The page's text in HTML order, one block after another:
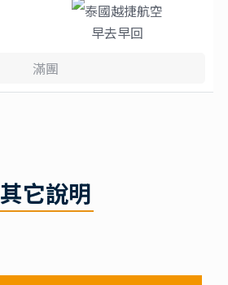
泰國越捷航空
早去早回
滿團
其它說明